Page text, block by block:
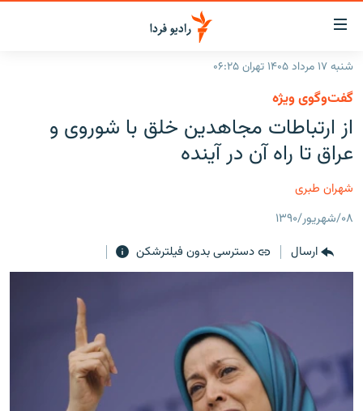
لینک‌های
قابلیت
دسترسی
بازگشت
بازگشت
منوی
اصلی
صفحه
صفحه اصلی
ایران
جهان
فرکانس‌ها
پادکست
چندرسانه‌ای
گزارش‌های تصویری
زنان فردا
به ما بپیوندید
شنبه ۱۷ مرداد ۱۴۰۵ تهران ۰۶:۲۵
گفت‌وگوی ویژه
از ارتباطات مجاهدین خلق با شوروی و
عراق تا راه آن در آینده
شهران طبری
۰۸/شهریور/۱۳۹۰
ارسال
دسترسی بدون فیلترشکن